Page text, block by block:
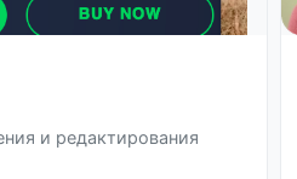
и редактирования